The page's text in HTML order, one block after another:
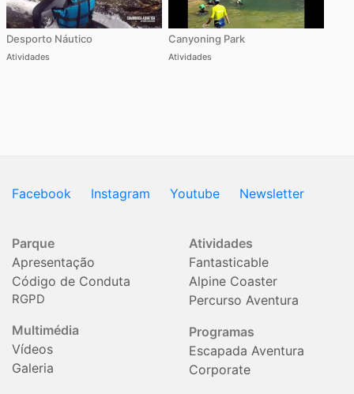
Desporto Náutico
Atividades
Canyoning Park
Atividades
Facebook Instagram Youtube Newsletter
Parque
Apresentação
Código de Conduta
RGPD
Multimédia
Vídeos
Galeria
Atividades
Fantasticable
Alpine Coaster
Percurso Aventura
Programas
Escapada Aventura
Corporate